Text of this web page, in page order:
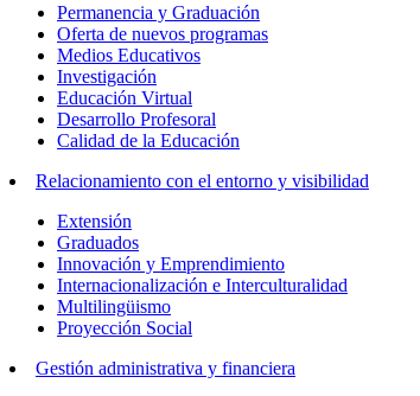
Permanencia y Graduación
Oferta de nuevos programas
Medios Educativos
Investigación
Educación Virtual
Desarrollo Profesoral
Calidad de la Educación
Relacionamiento con el entorno y visibilidad
Extensión
Graduados
Innovación y Emprendimiento
Internacionalización e Interculturalidad
Multilingüismo
Proyección Social
Gestión administrativa y financiera